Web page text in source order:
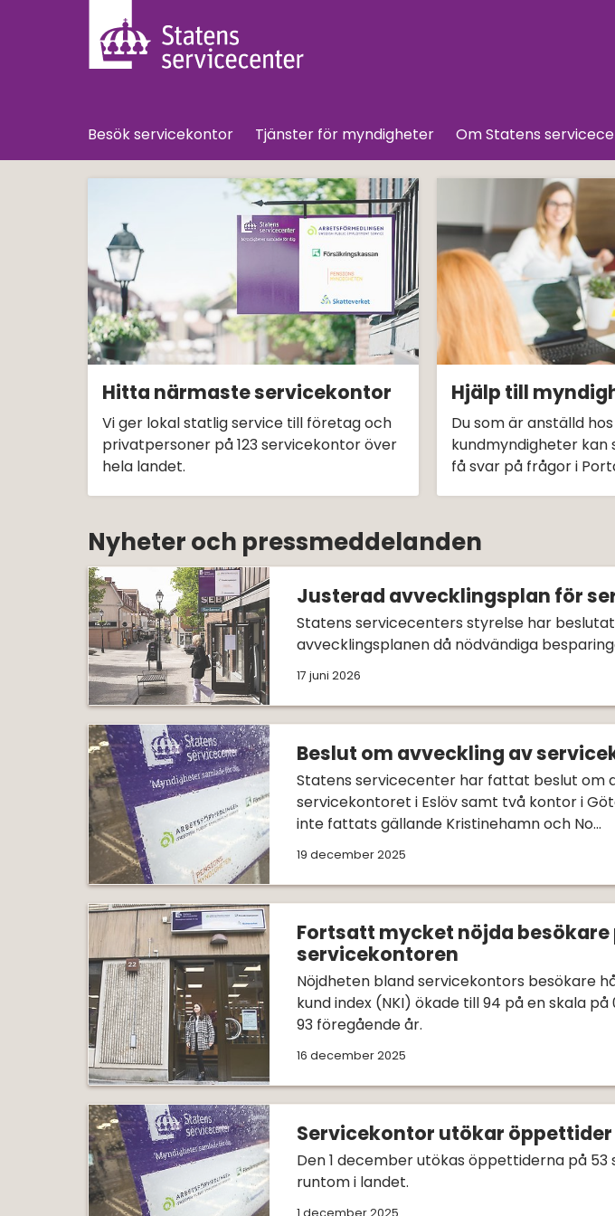
Besök servicekontor
Tjänster för myndigheter Om Statens
Startsida för Statens
Hitta närmaste servicekontor
Vi ger lokal statlig service till företag och
privatpersoner på 123 servicekontor över
hela landet.
Hjälp till
Du som är anställd
kundmyndigheter kan
få svar på frågor i
Nyheter och pressmeddelanden
Justerad avvecklingsplan för
Statens servicecenters styrelse har
avvecklingsplanen då nödvändiga
17 juni 2026
Beslut om avveckling av
Statens servicecenter har fattat beslut om
servicekontoret i Eslöv samt två kontor i
inte fattats gällande Kristinehamn och No...
19 december 2025
Fortsatt mycket nöjda besökare
servicekontoren
Nöjdheten bland servicekontors besökare
kund index (NKI) ökade till 94 på en skala
93 föregående år.
16 december 2025
Servicekontor utökar öppettider
Den 1 december utökas öppettiderna på
runtom i landet.
1 december 2025